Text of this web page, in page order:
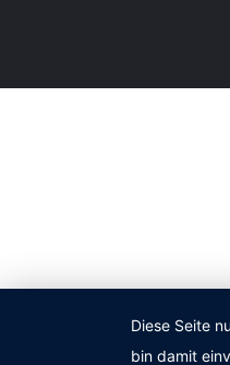
Diese Seite
bin damit